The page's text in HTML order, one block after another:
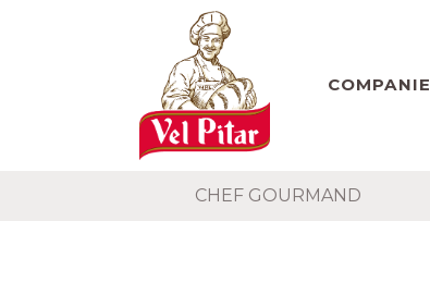
COMPANIE
CHEF GOURMAND